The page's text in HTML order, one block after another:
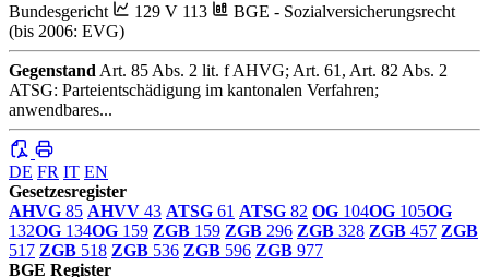
Bundesgericht
129 V 113
BGE - Sozialversicherungsrecht
(bis 2006: EVG)
Gegenstand Art. 85 Abs. 2 lit. f AHVG; Art. 61, Art. 82 Abs. 2
ATSG: Parteientschädigung im kantonalen Verfahren;
anwendbares...
DE FR IT EN
Gesetzesregister
AHVG 85 AHVV 43 ATSG 61 ATSG 82 OG 104OG 105OG
132OG 134OG 159 ZGB 159 ZGB 296 ZGB 328 ZGB 457 ZGB
517 ZGB 518 ZGB 536 ZGB 596 ZGB 977
BGE Register